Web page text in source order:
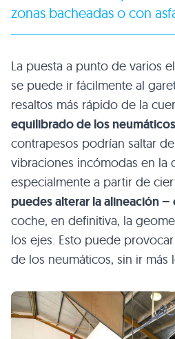
zonas bacheadas o con
La puesta a punto de varios
se puede ir fácilmente al
resaltos más rápido de la
equilibrado de los neumáticos
contrapesos podrían saltar
vibraciones incómodas en la
especialmente a partir de
puedes alterar la alineación –
coche, en definitiva, la
los ejes. Esto puede
de los neumáticos, sin ir más